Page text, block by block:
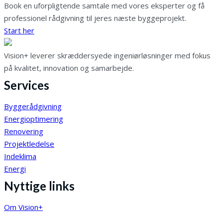
Book en uforpligtende samtale med vores eksperter og få
professionel rådgivning til jeres næste byggeprojekt.
Start her
Vision+ leverer skræddersyede ingeniørløsninger med fokus
på kvalitet, innovation og samarbejde.
Services
Byggerådgivning
Energioptimering
Renovering
Projektledelse
Indeklima
Energi
Nyttige links
Om Vision+